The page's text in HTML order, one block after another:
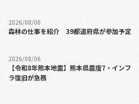
2026/08/06
森林の仕事を紹介 39都道府県が参加予定
2026/08/06
【令和8年熊本地震】熊本県震度7・インフ
ラ復旧が急務